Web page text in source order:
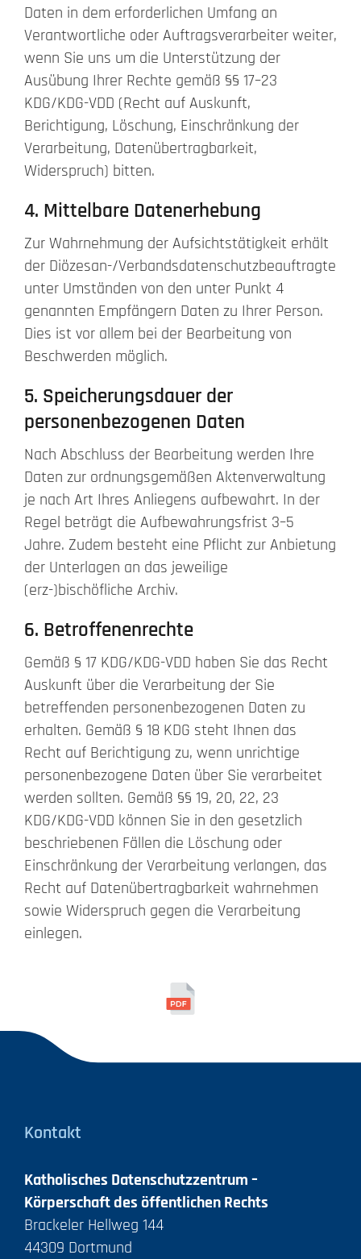
Daten in dem erforderlichen Umfang an
Verantwortliche oder Auftragsverarbeiter weiter,
wenn Sie uns um die Unterstützung der
Ausübung Ihrer Rechte gemäß §§ 17–23
KDG/KDG-VDD (Recht auf Auskunft,
Berichtigung, Löschung, Einschränkung der
Verarbeitung, Datenübertragbarkeit,
Widerspruch) bitten.
4. Mittelbare Datenerhebung
Zur Wahrnehmung der Aufsichtstätigkeit erhält
der Diözesan-/Verbandsdatenschutzbeauftragte
unter Umständen von den unter Punkt 4
genannten Empfängern Daten zu Ihrer Person.
Dies ist vor allem bei der Bearbeitung von
Beschwerden möglich.
5. Speicherungsdauer der
personenbezogenen Daten
Nach Abschluss der Bearbeitung werden Ihre
Daten zur ordnungsgemäßen Aktenverwaltung
je nach Art Ihres Anliegens aufbewahrt. In der
Regel beträgt die Aufbewahrungsfrist 3–5
Jahre. Zudem besteht eine Pflicht zur Anbietung
der Unterlagen an das jeweilige
(erz-)bischöfliche Archiv.
6. Betroffenenrechte
Gemäß § 17 KDG/KDG-VDD haben Sie das Recht
Auskunft über die Verarbeitung der Sie
betreffenden personenbezogenen Daten zu
erhalten. Gemäß § 18 KDG steht Ihnen das
Recht auf Berichtigung zu, wenn unrichtige
personenbezogene Daten über Sie verarbeitet
werden sollten. Gemäß §§ 19, 20, 22, 23
KDG/KDG-VDD können Sie in den gesetzlich
beschriebenen Fällen die Löschung oder
Einschränkung der Verarbeitung verlangen, das
Recht auf Datenübertragbarkeit wahrnehmen
sowie Widerspruch gegen die Verarbeitung
einlegen.
Kontakt
Katholisches Datenschutzzentrum –
Körperschaft des öffentlichen Rechts
Brackeler Hellweg 144
44309 Dortmund